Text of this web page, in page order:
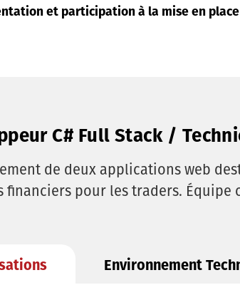
et participation à la mise en
C# Full Stack /
de deux applications web
financiers pour les traders. Équipe
Environnement